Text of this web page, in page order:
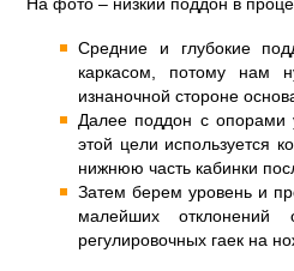
Средние и глубокие
каркасом, потому нам
изнаночной стороне
Далее поддон с опорами
этой цели используется
нижнюю часть кабинки
Затем берем уровень и
малейших
регулировочных гаек на